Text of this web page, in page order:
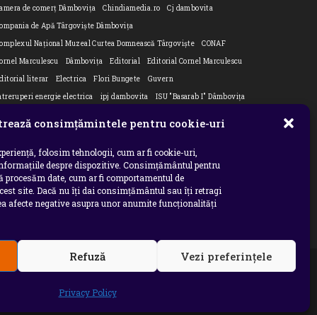
consimțămintele pentru cookie-uri
folosim tehnologii, cum ar fi cookie-uri,
despre dispozitive. Consimțământul pentru
procesăm date, cum ar fi comportamentul de
site. Dacă nu îți dai consimțământul sau îți retragi
afecte negative asupra unor anumite funcționalități
Refuză Vezi preferințele
Privacy Policy
de comerț Dâmbovița
Chindiamedia.ro
Cj dambovita
de Apă Târgoviște Dâmbovița
Național Muzeal Curtea Domnească Târgoviște
CONAF
Marculescu
Dâmbovița Editorial
Editorial Cornel Marculescu
literar
Electrica Flori Bungete
Guvern
energie electrica
ipj dambovita
ISU "Basarab I" Dâmbovița
DE CĂLĂTORIE
Laurențiu Ștefan Szemkovics
Educației
ministerul sanatatii Nu-ți uita istoria
dambovita
Primaria Dragodana
Primaria Lucieni
Răzvad
Primaria Ulmi primăria Târgoviște
Serial Situatia Covid 19 Dambovita
Situație Covid-19
si orice modalitate de exploatare a continutului